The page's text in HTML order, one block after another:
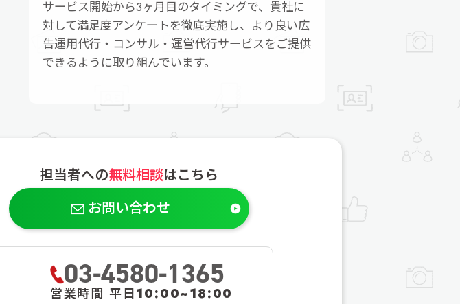
サービス開始から3ヶ月目のタイミングで、貴社に
対して満足度アンケートを徹底実施し、より良い広
告運用代行・コンサル・運営代行サービスをご提供
できるように取り組んでいます。
担当者への無料相談はこちら
お問い合わせ
03-4580-1365
営業時間 平日10:00~18:00